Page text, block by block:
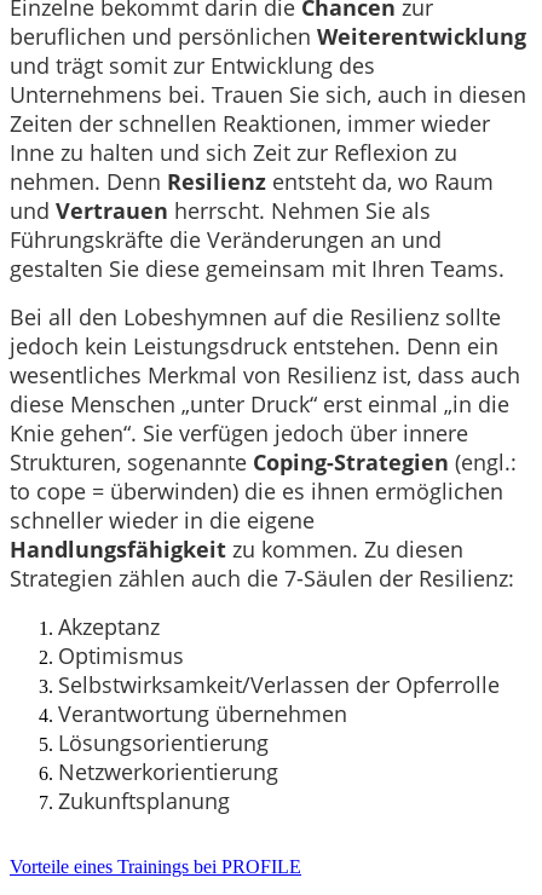
Einzelne bekommt darin die Chancen zur
beruflichen und persönlichen Weiterentwicklung
und trägt somit zur Entwicklung des
Unternehmens bei. Trauen Sie sich, auch in diesen
Zeiten der schnellen Reaktionen, immer wieder
Inne zu halten und sich Zeit zur Reflexion zu
nehmen. Denn Resilienz entsteht da, wo Raum
und Vertrauen herrscht. Nehmen Sie als
Führungskräfte die Veränderungen an und
gestalten Sie diese gemeinsam mit Ihren Teams.
Bei all den Lobeshymnen auf die Resilienz sollte
jedoch kein Leistungsdruck entstehen. Denn ein
wesentliches Merkmal von Resilienz ist, dass auch
diese Menschen „unter Druck“ erst einmal „in die
Knie gehen“. Sie verfügen jedoch über innere
Strukturen, sogenannte Coping-Strategien (engl.:
to cope = überwinden) die es ihnen ermöglichen
schneller wieder in die eigene
Handlungsfähigkeit zu kommen. Zu diesen
Strategien zählen auch die 7-Säulen der Resilienz:
Akzeptanz
Optimismus
Selbstwirksamkeit/Verlassen der Opferrolle
Verantwortung übernehmen
Lösungsorientierung
Netzwerkorientierung
Zukunftsplanung
Vorteile eines Trainings bei PROFILE